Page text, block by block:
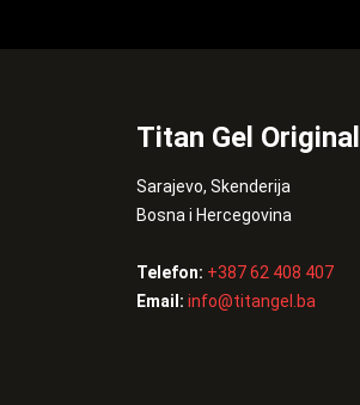
Titan Gel Original
Sarajevo, Skenderija
Bosna i Hercegovina
Telefon: +387 62 408 407
Email: info@titangel.ba